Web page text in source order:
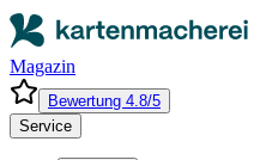
Magazin
Bewertung 4.8/5
Service